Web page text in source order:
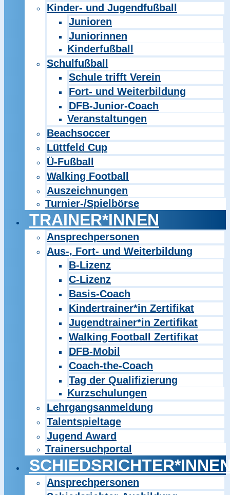
Kinder- und Jugendfußball
Junioren
Juniorinnen
Kinderfußball
Schulfußball
Schule trifft Verein
Fort- und Weiterbildung
DFB-Junior-Coach
Veranstaltungen
Beachsoccer
Lüttfeld Cup
Ü-Fußball
Walking Football
Auszeichnungen
Turnier-/Spielbörse
TRAINER*INNEN
Ansprechpersonen
Aus-, Fort- und Weiterbildung
B-Lizenz
C-Lizenz
Basis-Coach
Kindertrainer*in Zertifikat
Jugendtrainer*in Zertifikat
Walking Football Zertifikat
DFB-Mobil
Coach-the-Coach
Tag der Qualifizierung
Kurzschulungen
Lehrgangsanmeldung
Talentspieltage
Jugend Award
Trainersuchportal
Ansprechpersonen